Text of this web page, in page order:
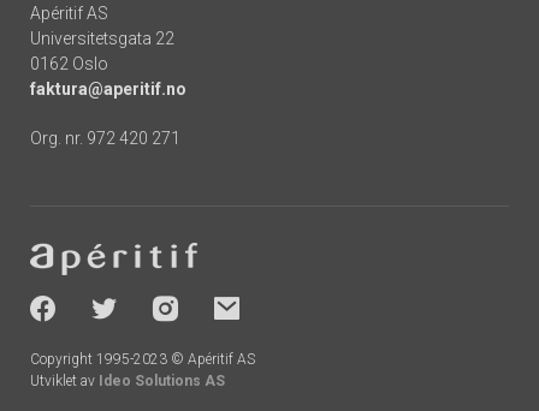
Apéritif AS
Universitetsgata 22
0162 Oslo
faktura@aperitif.no
Org. nr. 972 420 271
-
socials
Copyright 1995-2023 © Apéritif AS
Utviklet av Ideo Solutions AS